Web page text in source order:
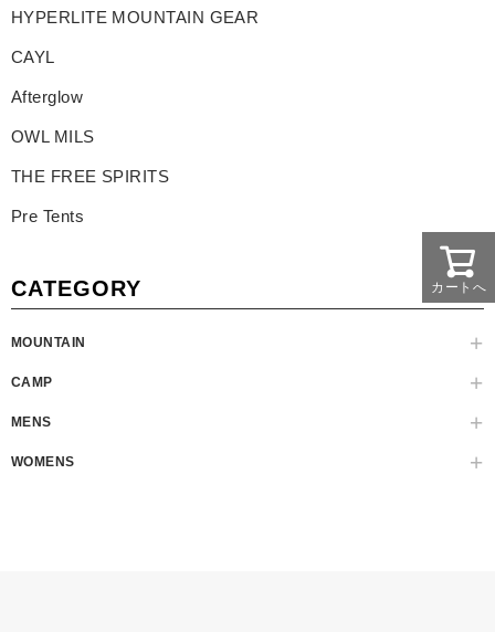
HYPERLITE MOUNTAIN GEAR
CAYL
Afterglow
OWL MILS
THE FREE SPIRITS
Pre Tents
CATEGORY
MOUNTAIN
CAMP
MENS
WOMENS
カートへ